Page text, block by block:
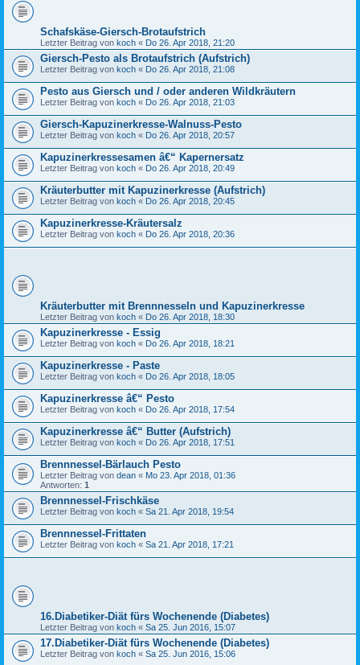
Schafskäse-Giersch-Brotaufstrich
Letzter Beitrag von koch « Do 26. Apr 2018, 21:20
Giersch-Pesto als Brotaufstrich (Aufstrich)
Letzter Beitrag von koch « Do 26. Apr 2018, 21:08
Pesto aus Giersch und / oder anderen Wildkräutern
Letzter Beitrag von koch « Do 26. Apr 2018, 21:03
Giersch-Kapuzinerkresse-Walnuss-Pesto
Letzter Beitrag von koch « Do 26. Apr 2018, 20:57
Kapuzinerkressesamen â€“ Kapernersatz
Letzter Beitrag von koch « Do 26. Apr 2018, 20:49
Kräuterbutter mit Kapuzinerkresse (Aufstrich)
Letzter Beitrag von koch « Do 26. Apr 2018, 20:45
Kapuzinerkresse-Kräutersalz
Letzter Beitrag von koch « Do 26. Apr 2018, 20:36
Kräuterbutter mit Brennnesseln und Kapuzinerkresse
Letzter Beitrag von koch « Do 26. Apr 2018, 18:30
Kapuzinerkresse - Essig
Letzter Beitrag von koch « Do 26. Apr 2018, 18:21
Kapuzinerkresse - Paste
Letzter Beitrag von koch « Do 26. Apr 2018, 18:05
Kapuzinerkresse â€“ Pesto
Letzter Beitrag von koch « Do 26. Apr 2018, 17:54
Kapuzinerkresse â€“ Butter (Aufstrich)
Letzter Beitrag von koch « Do 26. Apr 2018, 17:51
Brennnessel-Bärlauch Pesto
Letzter Beitrag von dean « Mo 23. Apr 2018, 01:36
Antworten: 1
Brennnessel-Frischkäse
Letzter Beitrag von koch « Sa 21. Apr 2018, 19:54
Brennnessel-Frittaten
Letzter Beitrag von koch « Sa 21. Apr 2018, 17:21
16.Diabetiker-Diät fürs Wochenende (Diabetes)
Letzter Beitrag von koch « Sa 25. Jun 2016, 15:07
17.Diabetiker-Diät fürs Wochenende (Diabetes)
Letzter Beitrag von koch « Sa 25. Jun 2016, 15:06